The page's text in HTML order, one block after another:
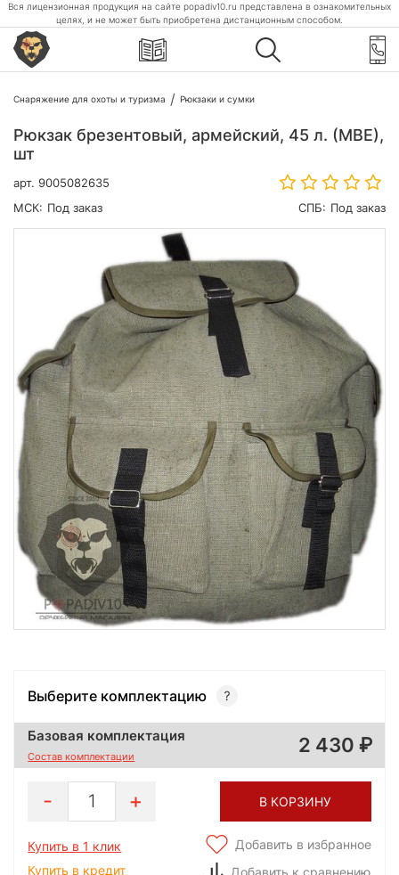
Вся лицензионная продукция на сайте popadiv10.ru представлена в ознакомительных
целях, и не может быть приобретена дистанционным способом.
Снаряжение для охоты и туризма Рюкзаки и сумки
Рюкзак брезентовый, армейский, 45 л. (МВЕ),
шт
арт. 9005082635
МСК: Под заказ СПБ: Под заказ
Выберите комплектацию
Базовая комплектация
Состав комплектации 2 430
1 В КОРЗИНУ
Купить в 1 клик
Купить в кредит
Добавить в избранное
Добавить к сравнению